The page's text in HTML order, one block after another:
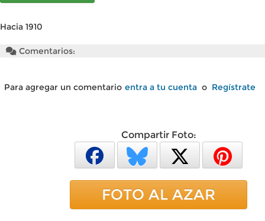
Hacia 1910
Comentarios:
Para agregar un comentario entra a tu cuenta o Regístrate
Compartir Foto:
FOTO AL AZAR